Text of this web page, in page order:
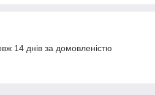
14 днів за домовленістю